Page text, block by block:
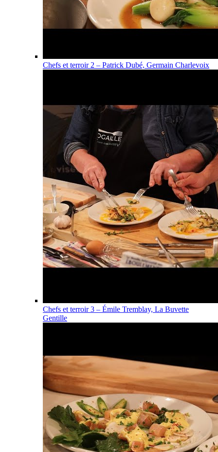
Chefs et terroir 2 – Patrick Dubé, Germain Charlevoix
Chefs et terroir 3 – Émile Tremblay, La Buvette
Gentille